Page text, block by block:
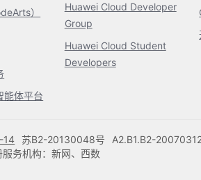
）
能体平台
Huawei Cloud Developer
Group
Huawei Cloud Student
Developers
14 苏B2-20130048号
A2.B1.B2-
务机构：新网、西数